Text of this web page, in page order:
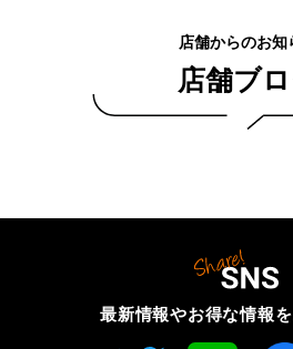
店舗からのお知
店舗ブ
最新情報やお得な情報を